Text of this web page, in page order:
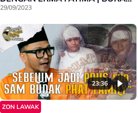
DULU BARU KAMU S2
29/09/2023
23:36
ZON LAWAK